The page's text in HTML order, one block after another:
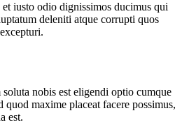
et iusto odio dignissimos ducimus qui
deleniti atque corrupti quos
nobis est eligendi optio cumque
maxime placeat facere possimus,
est.